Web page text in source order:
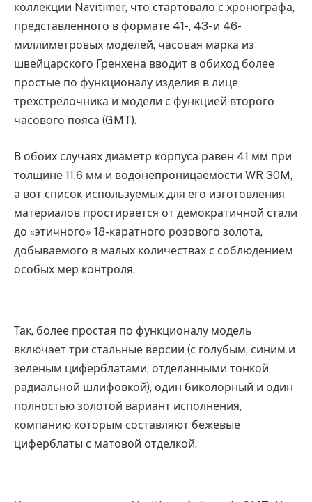
коллекции Navitimer, что стартовало с хронографа,
представленного в формате 41-, 43- и 46-
миллиметровых моделей, часовая марка из
швейцарского Гренхена вводит в обиход более
простые по функционалу изделия в лице
трехстрелочника и модели с функцией второго
часового пояса (GMT).
В обоих случаях диаметр корпуса равен 41 мм при
толщине 11.6 мм и водонепроницаемости WR 30M,
а вот список используемых для его изготовления
материалов простирается от демократичной стали
до «этичного» 18-каратного розового золота,
добываемого в малых количествах с соблюдением
особых мер контроля.
Так, более простая по функционалу модель
включает три стальные версии (с голубым, синим и
зеленым циферблатами, отделанными тонкой
радиальной шлифовкой), один биколорный и один
полностью золотой вариант исполнения,
компанию которым составляют бежевые
циферблаты с матовой отделкой.